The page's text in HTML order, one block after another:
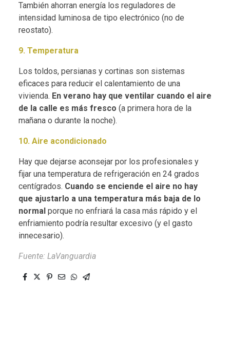
También ahorran energía los reguladores de
intensidad luminosa de tipo electrónico (no de
reostato).
9. Temperatura
Los toldos, persianas y cortinas son sistemas
eficaces para reducir el calentamiento de una
vivienda. En verano hay que ventilar cuando el aire
de la calle es más fresco (a primera hora de la
mañana o durante la noche).
10. Aire acondicionado
Hay que dejarse aconsejar por los profesionales y
fijar una temperatura de refrigeración en 24 grados
centígrados. Cuando se enciende el aire no hay
que ajustarlo a una temperatura más baja de lo
normal porque no enfriará la casa más rápido y el
enfriamiento podría resultar excesivo (y el gasto
innecesario).
Fuente: LaVanguardia